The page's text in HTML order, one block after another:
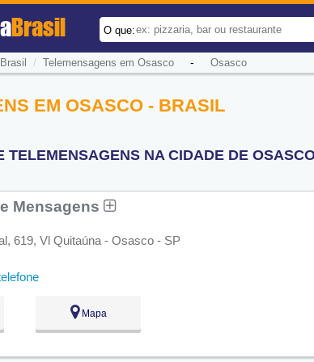
Brasil O que:
/ Telemensagens em Osasco- Osasco
EM OSASCO - BRASIL
TELEMENSAGENS NA CIDADE DE
Mensagens
619, Vl Quitaúna - Osasco - SP
Mapa